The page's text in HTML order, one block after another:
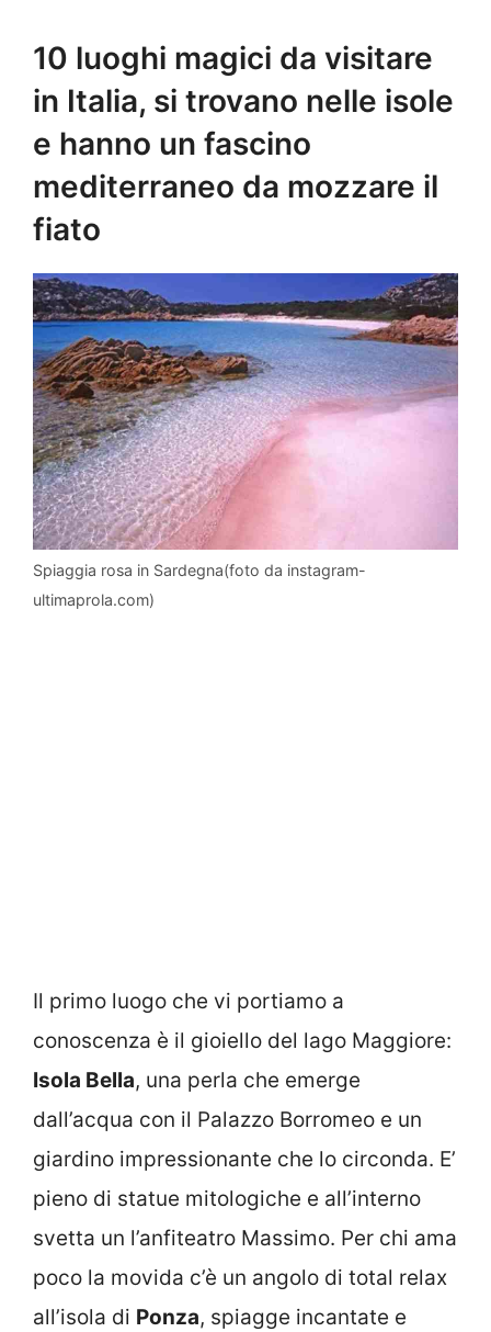
10 luoghi magici da visitare
in Italia, si trovano nelle isole
e hanno un fascino
mediterraneo da mozzare il
fiato
Spiaggia rosa in Sardegna(foto da instagram-
ultimaprola.com)
Il primo luogo che vi portiamo a
conoscenza è il gioiello del lago Maggiore:
Isola Bella, una perla che emerge
dall’acqua con il Palazzo Borromeo e un
giardino impressionante che lo circonda. E’
pieno di statue mitologiche e all’interno
svetta un l’anfiteatro Massimo. Per chi ama
poco la movida c’è un angolo di total relax
all’isola di Ponza, spiagge incantate e